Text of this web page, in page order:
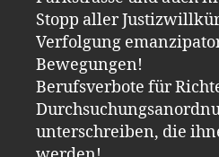
Stopp aller
Verfolgung
Bewegungen!
Berufsverbote für
unterschreiben, die